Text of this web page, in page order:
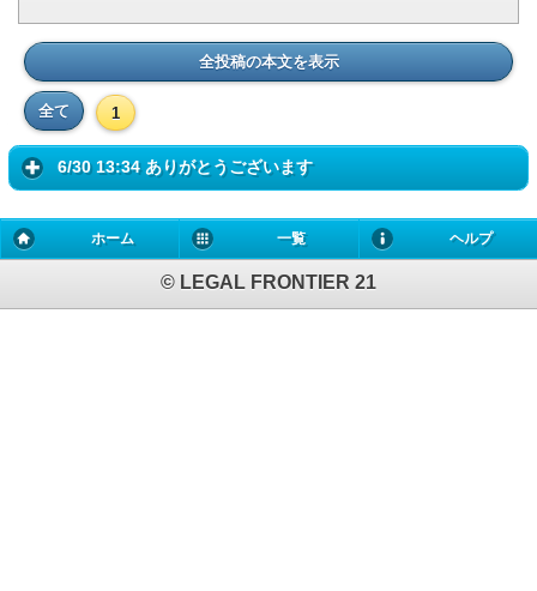
全投稿の本文を表示
全て 1
6/30 13:34 ありがとうございます
ホーム 一覧 ヘルプ
© LEGAL FRONTIER 21